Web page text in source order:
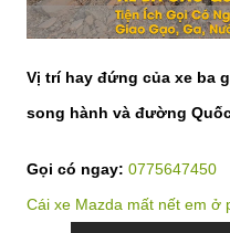
Vị trí hay đứng của xe ba
song hành và đường
Gọi có ngay: 0775647450
Cái xe Mazda mất nết em ở